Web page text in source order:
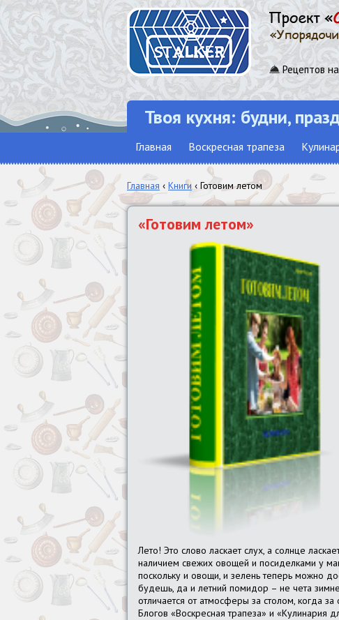
Рецептов
Твоя кухня: будни,
Главная Воскресная трапеза
Главная ‹ Книги‹ Готовим летом
«Готовим летом»
Лето! Это слово ласкает слух, а солнце
наличием свежих овощей и посиделками у
поскольку и овощи, и зелень теперь можно
будешь, да и летний помидор – не чета
отличается от атмосферы за столом, когда
Блогов «Воскресная трапеза» и «Кулинария